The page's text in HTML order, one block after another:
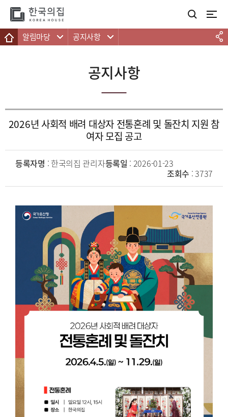
알림마당 공지사항
공지사항
2026년 사회적 배려 대상자 전통혼례 및 돌잔치 지원 참
여자 모집 공고
등록자명 : 한국의집 관리자등록일 : 2026-01-23
조회수 : 3737